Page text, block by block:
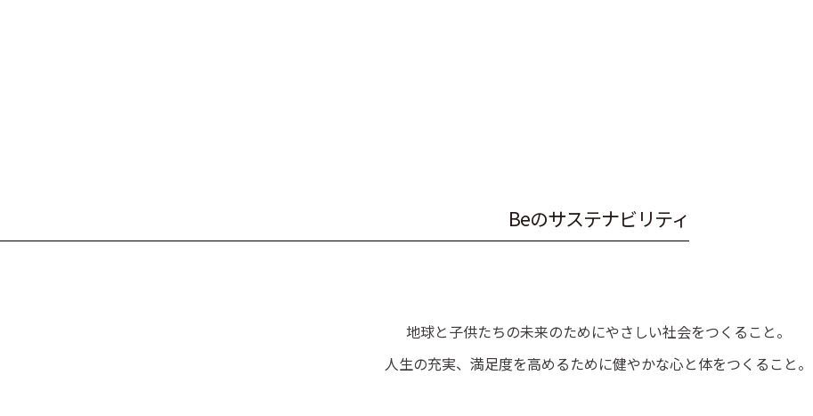
Beのサステナビリティ
地球と子供たちの未来のためにやさしい社会をつくること。
人生の充実、満足度を高めるために健やかな心と体をつくること。